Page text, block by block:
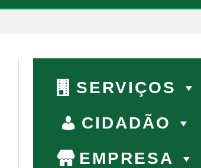
SERVIÇOS
CIDADÃO
EMPRESA